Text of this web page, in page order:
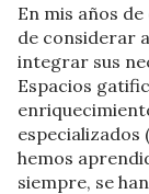
En mis años
de considerar
integrar sus
Espacios
especializados
hemos
siempre, se